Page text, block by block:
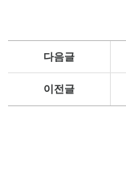
다음글
이전글